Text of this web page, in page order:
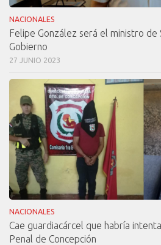
NACIONALES
Felipe González será el ministro de
Gobierno
27 JUNIO 2023
NACIONALES
Cae guardiacárcel que habría
Penal de Concepción